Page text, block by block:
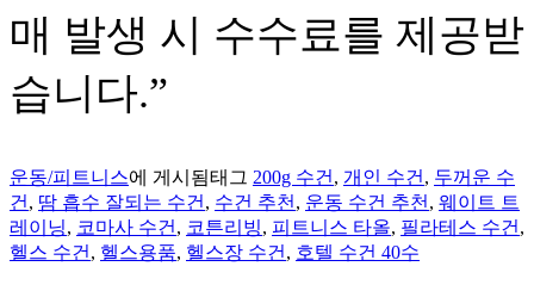
매 발생 시 수수료를 제공받
습니다.”
운동/피트니스에 게시됨태그 200g 수건 , 개인 수건 , 두꺼운 수
건 , 땀 흡수 잘되는 수건 , 수건 추천 , 운동 수건 추천 , 웨이트 트
레이닝, 코마사 수건 , 코튼리빙, 피트니스 타올, 필라테스 수건 ,
헬스 수건 , 헬스용품, 헬스장 수건 , 호텔 수건 40수